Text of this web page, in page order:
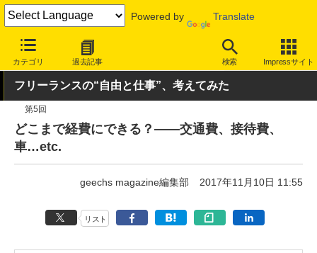
Powered by Translate
カテゴリ 過去記事 検索 Impressサイト
INTERNET Watch トピック
フリーランスの“自由と仕事”、考えてみた
第5回
どこまで経費にできる？――交通費、接待費、
車…etc.
geechs magazine編集部 2017年11月10日 11:55
リスト